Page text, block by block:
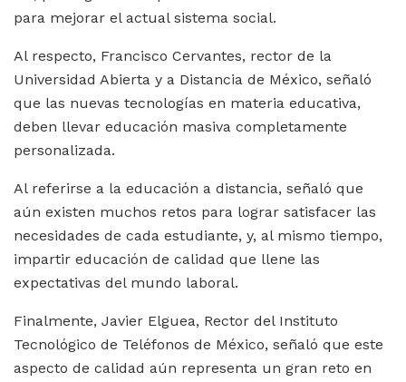
para mejorar el actual sistema social.
Al respecto, Francisco Cervantes, rector de la
Universidad Abierta y a Distancia de México, señaló
que las nuevas tecnologías en materia educativa,
deben llevar educación masiva completamente
personalizada.
Al referirse a la educación a distancia, señaló que
aún existen muchos retos para lograr satisfacer las
necesidades de cada estudiante, y, al mismo tiempo,
impartir educación de calidad que llene las
expectativas del mundo laboral.
Finalmente, Javier Elguea, Rector del Instituto
Tecnológico de Teléfonos de México, señaló que este
aspecto de calidad aún representa un gran reto en